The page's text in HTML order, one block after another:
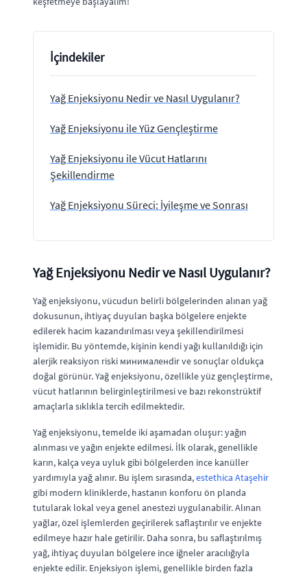
İçindekiler
Yağ Enjeksiyonu Nedir ve Nasıl Uygulanır?
Yağ Enjeksiyonu ile Yüz Gençleştirme
Yağ Enjeksiyonu ile Vücut Hatlarını
Şekillendirme
Yağ Enjeksiyonu Süreci: İyileşme ve Sonrası
Yağ Enjeksiyonu Nedir ve Nasıl Uygulanır?
Yağ enjeksiyonu, vücudun belirli bölgelerinden alınan yağ
dokusunun, ihtiyaç duyulan başka bölgelere enjekte
edilerek hacim kazandırılması veya şekillendirilmesi
işlemidir. Bu yöntemde, kişinin kendi yağı kullanıldığı için
alerjik reaksiyon riski минималенdir ve sonuçlar oldukça
doğal görünür. Yağ enjeksiyonu, özellikle yüz gençleştirme,
vücut hatlarının belirginleştirilmesi ve bazı rekonstrüktif
amaçlarla sıklıkla tercih edilmektedir.
Yağ enjeksiyonu, temelde iki aşamadan oluşur: yağın
alınması ve yağın enjekte edilmesi. İlk olarak, genellikle
karın, kalça veya uyluk gibi bölgelerden ince kanüller
yardımıyla yağ alınır. Bu işlem sırasında,estethica Ataşehir
gibi modern kliniklerde, hastanın konforu ön planda
tutularak lokal veya genel anestezi uygulanabilir. Alınan
yağlar, özel işlemlerden geçirilerek saflaştırılır ve enjekte
edilmeye hazır hale getirilir. Daha sonra, bu saflaştırılmış
yağ, ihtiyaç duyulan bölgelere ince iğneler aracılığıyla
enjekte edilir. Enjeksiyon işlemi, genellikle birden fazla